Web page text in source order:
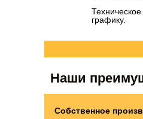
графику.
Наши
Собственное